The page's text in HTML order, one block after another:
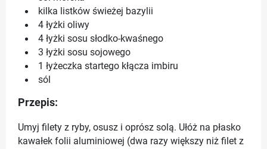
kilka listków świeżej bazylii
4 łyżki oliwy
4 łyżki sosu słodko-kwaśnego
3 łyżki sosu sojowego
1 łyżeczka startego kłącza imbiru
sól
Przepis:
Umyj filety z ryby, osusz i oprósz solą. Ułóż na płasko
kawałek folii aluminiowej (dwa razy większy niż filet z